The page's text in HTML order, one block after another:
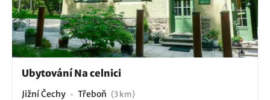
Ubytování Na celnici
Jižní Čechy Třeboň (3 km)